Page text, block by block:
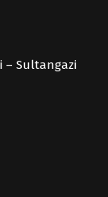
– Sultangazi